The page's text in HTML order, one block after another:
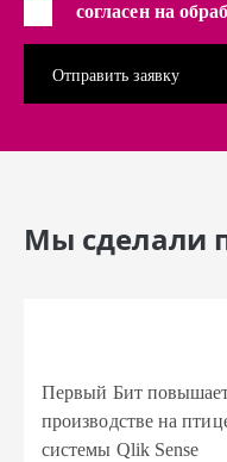
согласен на
Мы сделали
Первый Бит повышает
производстве на
системы Qlik Sense